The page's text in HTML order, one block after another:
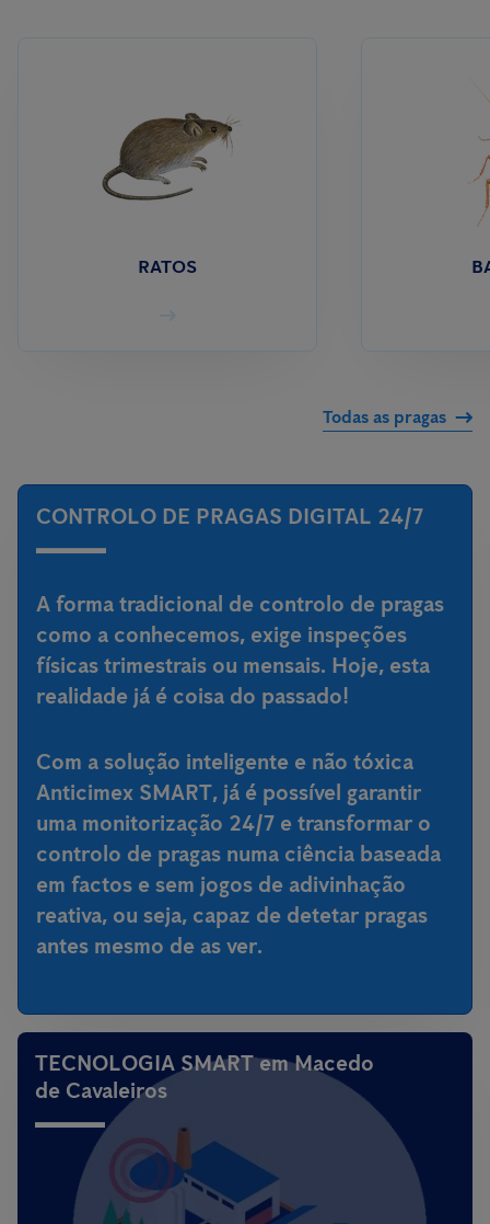
RATOS
Todas as pragas
CONTROLO DE PRAGAS DIGITAL 24/7
A forma tradicional de controlo de pragas
como a conhecemos, exige inspeções
físicas trimestrais ou mensais. Hoje, esta
realidade já é coisa do passado!
Com a solução inteligente e não tóxica
Anticimex SMART, já é possível garantir
uma monitorização 24/7 e transformar o
controlo de pragas numa ciência baseada
em factos e sem jogos de adivinhação
reativa, ou seja, capaz de detetar pragas
antes mesmo de as ver.
TECNOLOGIA SMART em Macedo
de Cavaleiros